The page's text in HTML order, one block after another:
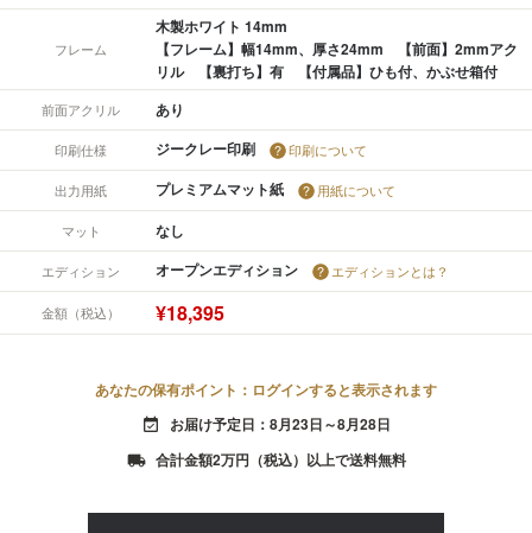
フレーム
木製ホワイト 14mm
【フレーム】幅14mm、厚さ24mm 【前面】2mmアク
リル 【裏打ち】有 【付属品】ひも付、かぶせ箱付
前面アクリル あり
印刷仕様 ジークレー印刷 印刷について
出力用紙 プレミアムマット紙 用紙について
マット なし
エディション オープンエディション エディションとは？
金額（税込） ¥18,395
あなたの保有ポイント：ログインすると表示されます
event_available お届け予定日：8月23日～8月28日
local_shipping 合計金額2万円（税込）以上で送料無料